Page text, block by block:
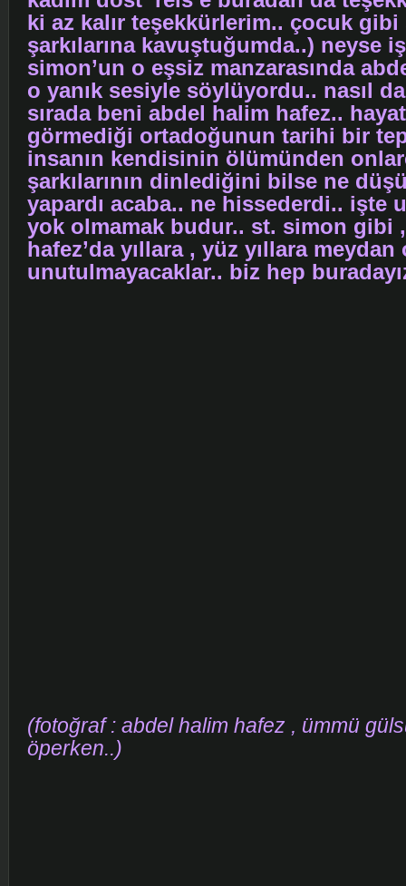
ki az kalır teşekkürlerim.. çocuk
şarkılarına kavuştuğumda..) neyse
simon’un o eşsiz manzarasında
o yanık sesiyle söylüyordu.. nasıl
sırada beni abdel halim hafez..
görmediği ortadoğunun tarihi bir
insanın kendisinin ölümünden
şarkılarının dinlediğini bilse ne
yapardı acaba.. ne hissederdi.. işte
yok olmamak budur.. st. simon gibi
hafez’da yıllara , yüz yıllara
unutulmayacaklar.. biz hep
(fotoğraf : abdel halim hafez , ümmü
öperken..)